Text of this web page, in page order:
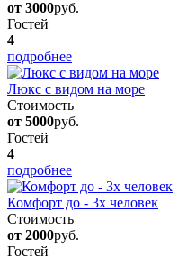
от 3000руб.
Гостей
4
подробнее
Люкс с видом на море
Стоимость
от 5000руб.
Гостей
4
подробнее
Комфорт до - 3х человек
Стоимость
от 2000руб.
Гостей